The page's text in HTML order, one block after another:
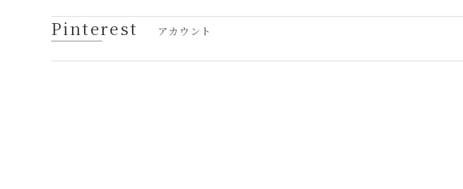
Pinterest アカウント